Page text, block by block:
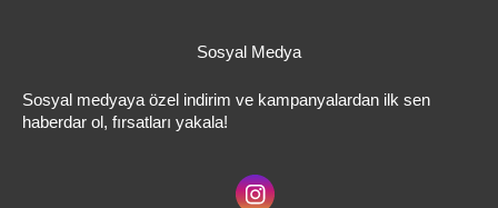
Sosyal Medya
Sosyal medyaya özel indirim ve kampanyalardan ilk sen
haberdar ol, fırsatları yakala!